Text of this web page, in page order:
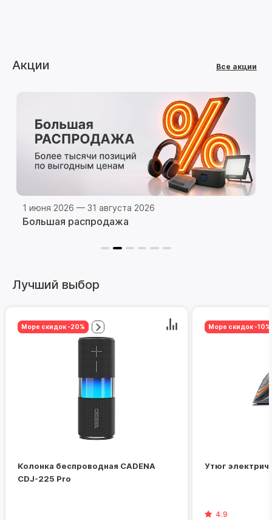
Акции Все акции
1 июня 2026 — 31 августа 2026
Большая распродажа
Лучший выбор
Колонка беспроводная CADENA
CDJ-225 Pro
Море скидок -20%
Утюг
4.9
Море скидок -10%